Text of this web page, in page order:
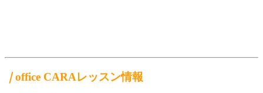
｜office CARAレッスン情報